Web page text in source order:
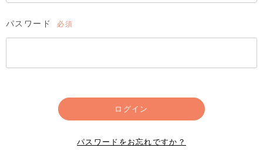
パスワード
須)
ログイン
パスワードをお忘れですか？